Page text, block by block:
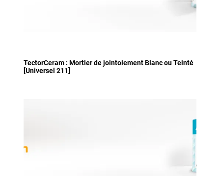
TectorCeram : Mortier de jointoiement Blanc ou Teinté
[Universel 211]